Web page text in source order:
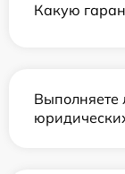
Какую
Выполняете